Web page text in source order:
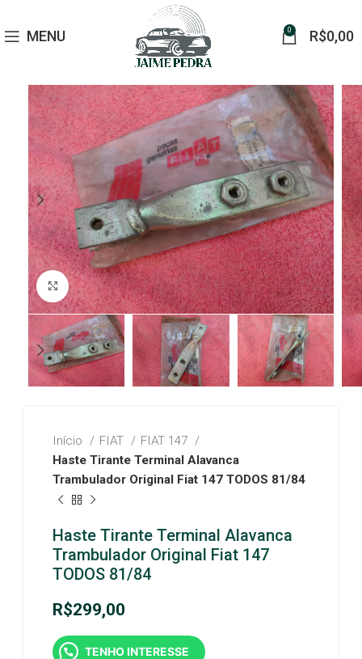
MENU 0 R$0,00
Click to enlarge
Início FIAT
FIAT 147
Haste Tirante Terminal Alavanca
Trambulador Original Fiat 147 TODOS 81/84
Haste Tirante Terminal Alavanca
Trambulador Original Fiat 147
TODOS 81/84
R$299,00
TENHO INTERESSE